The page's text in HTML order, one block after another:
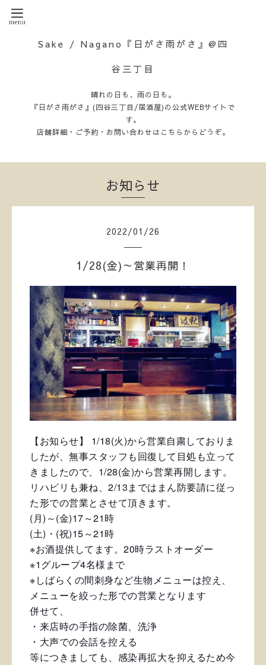
Sake / Nagano『日がさ雨がさ』@四
谷三丁目
晴れの日も、雨の日も。
『日がさ雨がさ』(四谷三丁目/居酒屋)の公式WEBサイトで
す。
店舗詳細・ご予約・お問い合わせはこちらからどうぞ。
お知らせ
2022/01 /26
1/28(金)～営業再開！
【お知らせ】
1/18(火)から営業自粛しておりま
したが、無事スタッフも回復して目処も立って
きましたので、1/28(金)から営業再開します。
リハビリも兼ね、2/13まではまん防要請に従っ
た形での営業とさせて頂きます。
(月)～(金)17～21時
(土)・(祝)15～21時
※お酒提供してます。20時ラストオーダー
※1グループ4名様まで
※しばらくの間刺身など生物メニューは控え、
メニューを絞った形での営業となります
併せて、
・来店時の手指の除菌、洗浄
・大声での会話を控える
等につきましても、感染再拡大を抑えるため今